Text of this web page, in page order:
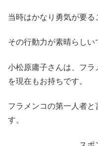
当時はかなり勇気が要る
その行動力が素晴らしい
小松原庸子さんは、フ
を現在もお持ちです。
フラメンコの第一人者と
す。